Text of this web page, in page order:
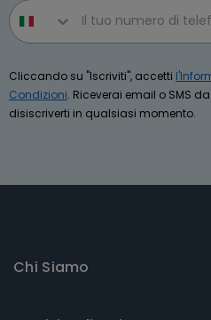
Phone number
Cliccando su "Iscriviti", accetti
Condizioni. Riceverai email o SMS da
disiscriverti in qualsiasi momento.
Chi Siamo